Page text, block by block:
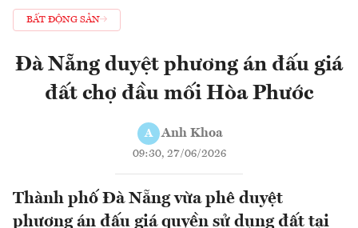
BẤT ĐỘNG SẢN
Đà Nẵng duyệt phương án đấu giá
đất chợ đầu mối Hòa Phước
A Anh Khoa
09:30, 27/06/2026
Thành phố Đà Nẵng vừa phê duyệt
phương án đấu giá quyền sử dụng đất tại